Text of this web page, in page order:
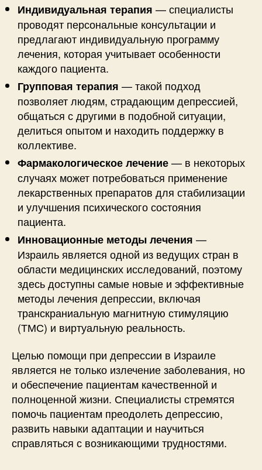
Индивидуальная терапия — специалисты
проводят персональные консультации и
предлагают индивидуальную программу
лечения, которая учитывает особенности
каждого пациента.
Групповая терапия — такой подход
позволяет людям, страдающим депрессией,
общаться с другими в подобной ситуации,
делиться опытом и находить поддержку в
коллективе.
Фармакологическое лечение— в некоторых
случаях может потребоваться применение
лекарственных препаратов для стабилизации
и улучшения психического состояния
пациента.
Инновационные методы лечения —
Израиль является одной из ведущих стран в
области медицинских исследований, поэтому
здесь доступны самые новые и эффективные
методы лечения депрессии, включая
транскраниальную магнитную стимуляцию
(ТМС) и виртуальную реальность.
Целью помощи при депрессии в Израиле
является не только излечение заболевания, но
и обеспечение пациентам качественной и
полноценной жизни. Специалисты стремятся
помочь пациентам преодолеть депрессию,
развить навыки адаптации и научиться
справляться с возникающими трудностями.